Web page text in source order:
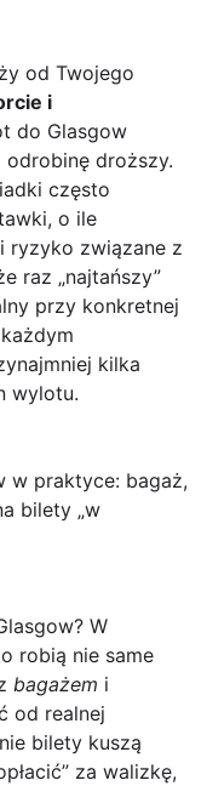
od Twojego
i
do Glasgow
droższy.
często
o ile
ryzyko związane z
raz „najtańszy”
przy konkretnej
kilka
wylotu.
w praktyce: bagaż,
bilety „w
? W
robią nie same
bagażem i
od realnej
bilety kuszą
za walizkę,